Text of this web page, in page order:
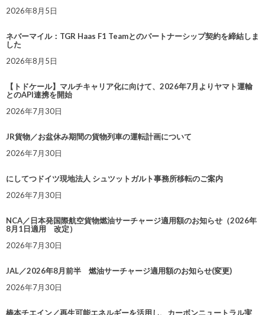
2026年8月5日
ネバーマイル：TGR Haas F1 Teamとのパートナーシップ契約を締結しま
した
2026年8月5日
【トドケール】マルチキャリア化に向けて、2026年7月よりヤマト運輸
とのAPI連携を開始
2026年7月30日
JR貨物／お盆休み期間の貨物列車の運転計画について
2026年7月30日
にしてつドイツ現地法人 シュツットガルト事務所移転のご案内
2026年7月30日
NCA／日本発国際航空貨物燃油サーチャージ適用額のお知らせ（2026年
8月1日適用 改定）
2026年7月30日
JAL／2026年8月前半 燃油サーチャージ適用額のお知らせ(変更)
2026年7月30日
椿本チエイン／再生可能エネルギーを活用し、カーボンニュートラル実